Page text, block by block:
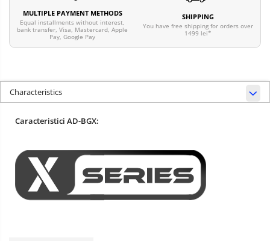
MULTIPLE PAYMENT METHODS
Equal installments without interest,
bank transfer, Visa, Mastercard, Apple
Pay, Google Pay
SHIPPING
You have free shipping for orders over
1499 lei*
Characteristics
Caracteristici AD-BGX: